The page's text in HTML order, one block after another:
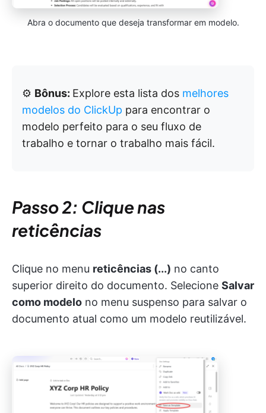
Abra o documento que deseja transformar em modelo.
⚙️ Bônus: Explore esta lista dos melhores
modelos do ClickUp para encontrar o
modelo perfeito para o seu fluxo de
trabalho e tornar o trabalho mais fácil.
Passo 2: Clique nas
reticências
Clique no menu reticências (...) no canto
superior direito do documento. Selecione Salvar
como modelo no menu suspenso para salvar o
documento atual como um modelo reutilizável.